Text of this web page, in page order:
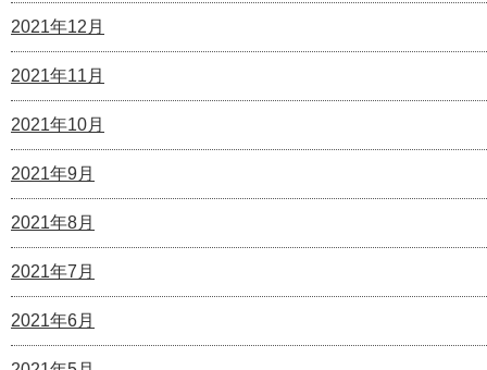
2021年12月
2021年11月
2021年10月
2021年9月
2021年8月
2021年7月
2021年6月